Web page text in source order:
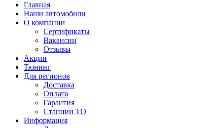
Главная
Наши автомобили
О компании
Сертификаты
Вакансии
Отзывы
Акции
Тюнинг
Для регионов
Доставка
Оплата
Гарантия
Станции ТО
Информация